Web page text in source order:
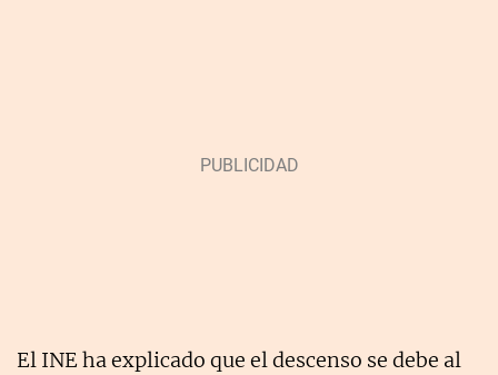
El INE ha explicado que el descenso se debe al